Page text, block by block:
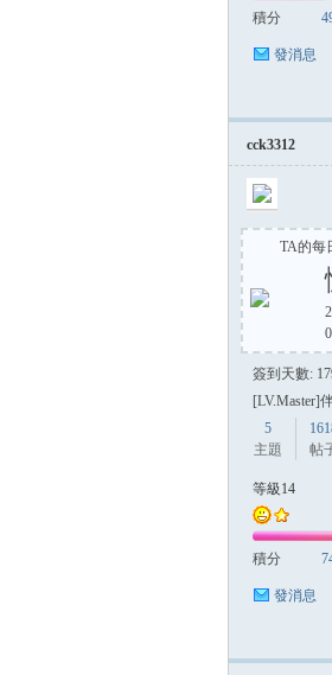
積分
發消息
cck3312
TA的每
簽到天數:
[LV.Master]
5
主題
帖
等級14
積分
發消息